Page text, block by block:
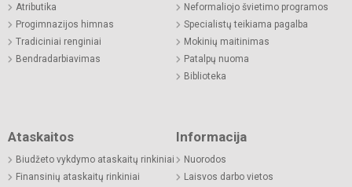
Atributika
Progimnazijos himnas
Tradiciniai renginiai
Bendradarbiavimas
Neformaliojo švietimo programos
Specialistų teikiama pagalba
Mokinių maitinimas
Patalpų nuoma
Biblioteka
Ataskaitos
Biudžeto vykdymo ataskaitų rinkiniai
Finansinių ataskaitų rinkiniai
Informacija
Nuorodos
Laisvos darbo vietos